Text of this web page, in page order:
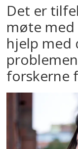
Det er
møte
hjelp med
forskerne